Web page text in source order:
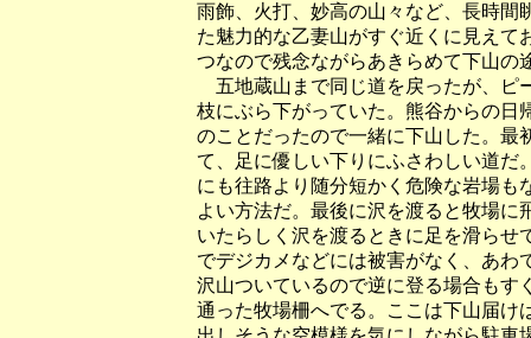
雨飾、火打、妙高の山々など、長時間
た魅力的な乙妻山がすぐ近くに見えて
つなので残念ながらあきらめて下山の
五地蔵山まで同じ道を戻ったが、ピ
枝にぶら下がっていた。熊谷からの日
のことだったので一緒に下山した。最
て、足に優しい下りにふさわしい道だ
にも往路より随分短かく危険な岩場も
よい方法だ。最後に沢を渡ると牧場
いたらしく沢を渡るときに足を滑らせ
でデジカメなどには被害がなく、あわ
沢山ついているので逆に登る場合もす
通った牧場柵へでる。ここは下山届け